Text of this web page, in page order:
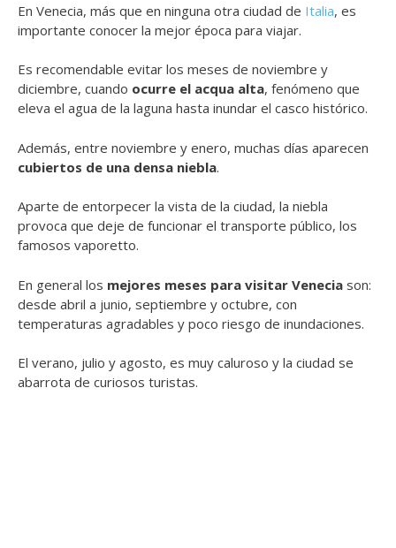
En Venecia, más que en ninguna otra ciudad de Italia, es
importante conocer la mejor época para viajar.
Es recomendable evitar los meses de noviembre y
diciembre, cuando ocurre el acqua alta, fenómeno que
eleva el agua de la laguna hasta inundar el casco histórico.
Además, entre noviembre y enero, muchas días aparecen
cubiertos de una densa niebla.
Aparte de entorpecer la vista de la ciudad, la niebla
provoca que deje de funcionar el transporte público, los
famosos vaporetto.
En general los mejores meses para visitar Venecia son:
desde abril a junio, septiembre y octubre, con
temperaturas agradables y poco riesgo de inundaciones.
El verano, julio y agosto, es muy caluroso y la ciudad se
abarrota de curiosos turistas.